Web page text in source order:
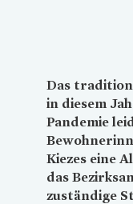
Das
in diesem
Pandemie
Kiezes eine
das
zuständige